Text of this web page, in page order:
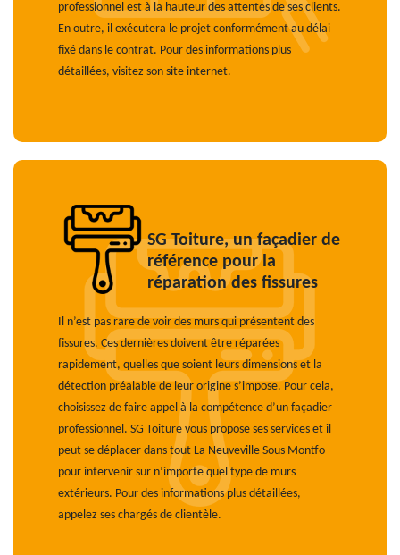
professionnel est à la hauteur des attentes de ses clients.
En outre, il exécutera le projet conformément au délai
fixé dans le contrat. Pour des informations plus
détaillées, visitez son site internet.
SG Toiture, un façadier de
référence pour la
réparation des fissures
Il n’est pas rare de voir des murs qui présentent des
fissures. Ces dernières doivent être réparées
rapidement, quelles que soient leurs dimensions et la
détection préalable de leur origine s’impose. Pour cela,
choisissez de faire appel à la compétence d’un façadier
professionnel. SG Toiture vous propose ses services et il
peut se déplacer dans tout La Neuveville Sous Montfo
pour intervenir sur n’importe quel type de murs
extérieurs. Pour des informations plus détaillées,
appelez ses chargés de clientèle.